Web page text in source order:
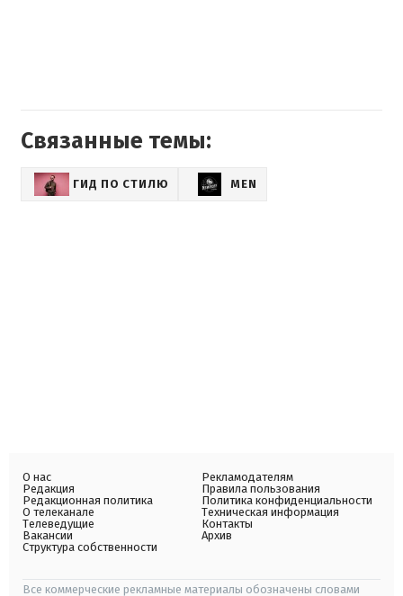
Связанные темы:
ГИД ПО СТИЛЮ MEN
О нас
Редакция
Редакционная политика
О телеканале
Телеведущие
Вакансии
Структура собственности
Рекламодателям
Правила пользования
Политика конфиденциальности
Техническая информация
Контакты
Архив
Все коммерческие рекламные материалы обозначены словами